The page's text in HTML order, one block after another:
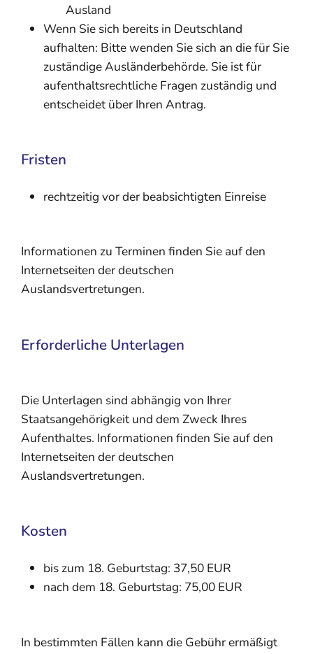
Ausland
Wenn Sie sich bereits in Deutschland
aufhalten: Bitte wenden Sie sich an die für Sie
zuständige Ausländerbehörde. Sie ist für
aufenthaltsrechtliche Fragen zuständig und
entscheidet über Ihren Antrag.
Fristen
rechtzeitig vor der beabsichtigten Einreise
Informationen zu Terminen finden Sie auf den
Internetseiten der deutschen
Auslandsvertretungen.
Erforderliche Unterlagen
Die Unterlagen sind abhängig von Ihrer
Staatsangehörigkeit und dem Zweck Ihres
Aufenthaltes. Informationen finden Sie auf den
Internetseiten der deutschen
Auslandsvertretungen.
Kosten
bis zum 18. Geburtstag: 37,50 EUR
nach dem 18. Geburtstag: 75,00 EUR
In bestimmten Fällen kann die Gebühr ermäßigt